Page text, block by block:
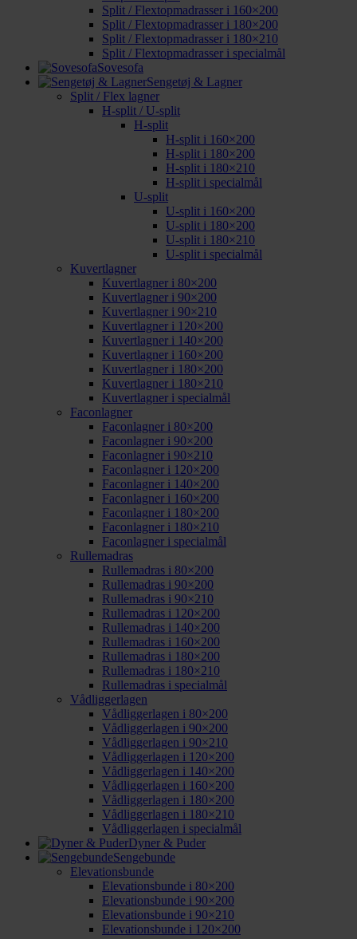
Split / Flextopmadrasser i 160×200
Split / Flextopmadrasser i 180×200
Split / Flextopmadrasser i 180×210
Split / Flextopmadrasser i specialmål
Sovesofa
Sengetøj & Lagner
Split / Flex lagner
H-split / U-split
H-split
H-split i 160×200
H-split i 180×200
H-split i 180×210
H-split i specialmål
U-split
U-split i 160×200
U-split i 180×200
U-split i 180×210
U-split i specialmål
Kuvertlagner
Kuvertlagner i 80×200
Kuvertlagner i 90×200
Kuvertlagner i 90×210
Kuvertlagner i 120×200
Kuvertlagner i 140×200
Kuvertlagner i 160×200
Kuvertlagner i 180×200
Kuvertlagner i 180×210
Kuvertlagner i specialmål
Faconlagner
Faconlagner i 80×200
Faconlagner i 90×200
Faconlagner i 90×210
Faconlagner i 120×200
Faconlagner i 140×200
Faconlagner i 160×200
Faconlagner i 180×200
Faconlagner i 180×210
Faconlagner i specialmål
Rullemadras
Rullemadras i 80×200
Rullemadras i 90×200
Rullemadras i 90×210
Rullemadras i 120×200
Rullemadras i 140×200
Rullemadras i 160×200
Rullemadras i 180×200
Rullemadras i 180×210
Rullemadras i specialmål
Vådliggerlagen
Vådliggerlagen i 80×200
Vådliggerlagen i 90×200
Vådliggerlagen i 90×210
Vådliggerlagen i 120×200
Vådliggerlagen i 140×200
Vådliggerlagen i 160×200
Vådliggerlagen i 180×200
Vådliggerlagen i 180×210
Vådliggerlagen i specialmål
Dyner & Puder
Sengebunde
Elevationsbunde
Elevationsbunde i 80×200
Elevationsbunde i 90×200
Elevationsbunde i 90×210
Elevationsbunde i 120×200